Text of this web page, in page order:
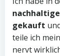
gekauft
teile ich
nervt